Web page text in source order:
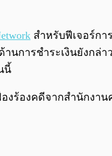
สำหรับฟีเจอร์กา
นการชำระเงินยังกล่า
นี้
งร้องคดีจากสำนักงา